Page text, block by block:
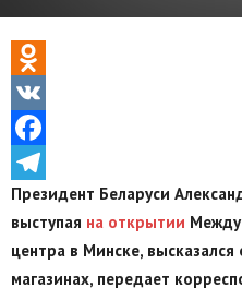
Odnoklassniki
VK
Facebook
Telegram
Президент Беларуси
выступая на открытии
центра в Минске,
магазинах, передает